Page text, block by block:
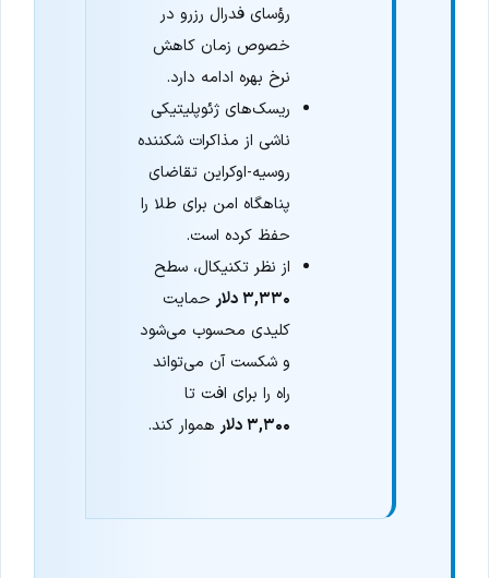
رؤسای فدرال رزرو در
خصوص زمان کاهش
نرخ بهره ادامه دارد.
ریسک‌های ژئوپلیتیکی
ناشی از مذاکرات شکننده
روسیه-اوکراین تقاضای
پناهگاه امن برای طلا را
حفظ کرده است.
از نظر تکنیکال، سطح
۳,۳۳۰ دلار
حمایت
کلیدی محسوب می‌شود
و شکست آن می‌تواند
راه را برای افت تا
۳,۳۰۰ دلار
هموار کند.